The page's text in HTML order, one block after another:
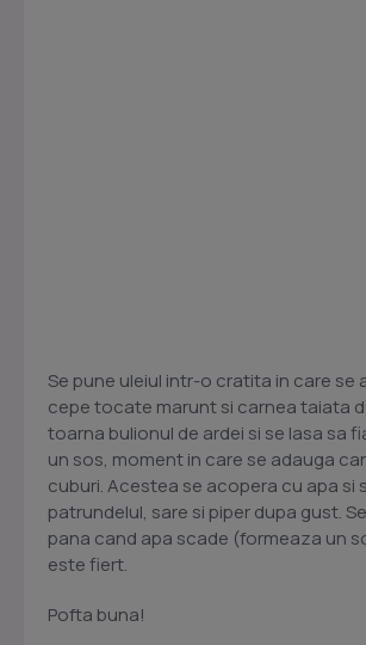
Se pune uleiul intr-o cratita in care se
cepe tocate marunt si carnea taiata
toarna bulionul de ardei si se lasa sa
un sos, moment in care se adauga
cuburi. Acestea se acopera cu apa si
patrundelul, sare si piper dupa gust.
pana cand apa scade (formeaza un
este fiert.
Pofta buna!